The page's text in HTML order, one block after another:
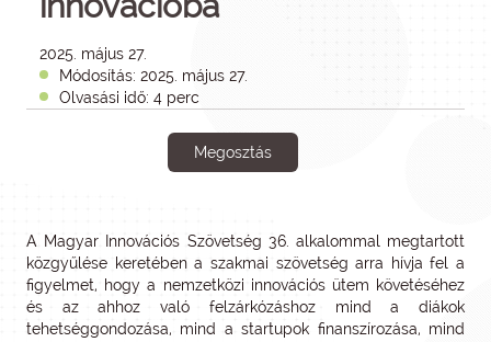
2025. május 27.
Módosítás: 2025. május 27.
Olvasási idő: 4 perc
Megosztás
A Magyar Innovációs Szövetség 36. alkalommal megtartott
közgyűlése keretében a szakmai szövetség arra hívja fel a
figyelmet, hogy a nemzetközi innovációs ütem követéséhez
és az ahhoz való felzárkózáshoz mind a diákok
tehetséggondozása, mind a startupok finanszírozása, mind